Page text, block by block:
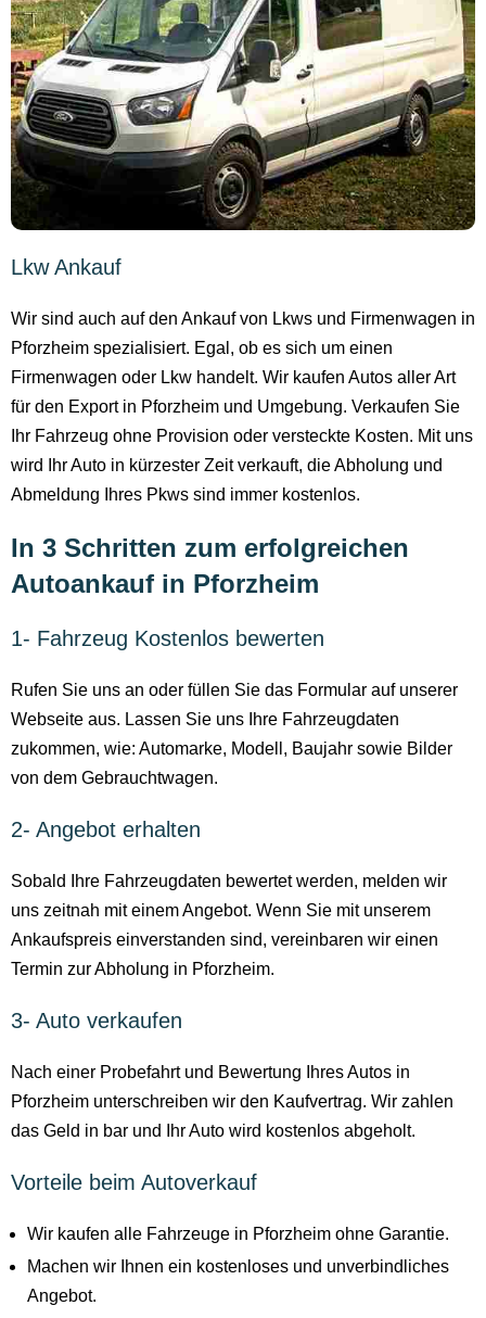
Lkw Ankauf
Wir sind auch auf den Ankauf von Lkws und Firmenwagen in
Pforzheim spezialisiert. Egal, ob es sich um einen
Firmenwagen oder Lkw handelt. Wir kaufen Autos aller Art
für den Export in Pforzheim und Umgebung. Verkaufen Sie
Ihr Fahrzeug ohne Provision oder versteckte Kosten. Mit uns
wird Ihr Auto in kürzester Zeit verkauft, die Abholung und
Abmeldung Ihres Pkws sind immer kostenlos.
In 3 Schritten zum erfolgreichen
Autoankauf in Pforzheim
1- Fahrzeug Kostenlos bewerten
Rufen Sie uns an oder füllen Sie das Formular auf unserer
Webseite aus. Lassen Sie uns Ihre Fahrzeugdaten
zukommen, wie: Automarke, Modell, Baujahr sowie Bilder
von dem Gebrauchtwagen.
2- Angebot erhalten
Sobald Ihre Fahrzeugdaten bewertet werden, melden wir
uns zeitnah mit einem Angebot. Wenn Sie mit unserem
Ankaufspreis einverstanden sind, vereinbaren wir einen
Termin zur Abholung in Pforzheim.
3- Auto verkaufen
Nach einer Probefahrt und Bewertung Ihres Autos in
Pforzheim unterschreiben wir den Kaufvertrag. Wir zahlen
das Geld in bar und Ihr Auto wird kostenlos abgeholt.
Vorteile beim Autoverkauf
Wir kaufen alle Fahrzeuge in Pforzheim ohne Garantie.
Machen wir Ihnen ein kostenloses und unverbindliches
Angebot.